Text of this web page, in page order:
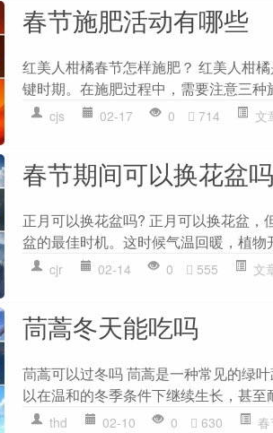
春节施肥活动有哪些
红美人柑橘春节怎样施肥？ 红美人柑
键时期。在施肥过程中，需要注意三
cjs 02-17 0 714 文
春节期间可以换花盆
正月可以换花盆吗? 正月可以换花盆
盆的最佳时机。这时候气温回暖，植
cjr 02-14 0 555 文
茼蒿冬天能吃吗
茼蒿可以过冬吗 茼蒿是一种常见的绿
以在温和的冬季条件下继续生长，甚
thd 02-10 0 630